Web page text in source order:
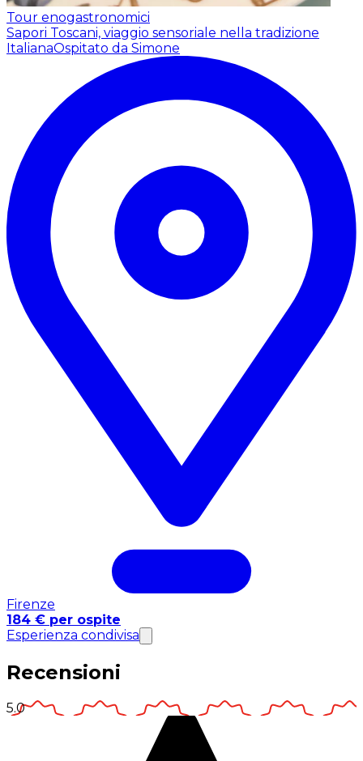
Tour enogastronomici
Sapori Toscani, viaggio sensoriale nella tradizione
ItalianaOspitato da Simone
Firenze
184 € per ospite
Esperienza condivisa
Recensioni
5.0